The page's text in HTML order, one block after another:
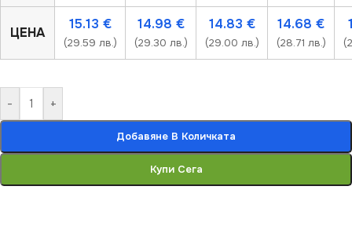
ЦЕНА
15.13 €
(29.59 лв.)
14.98 €
(29.30 лв.)
14.83 €
(29.00 лв.)
14.68 €
(28.71 лв.)
- +
Добавяне В Количката
Купи Сега